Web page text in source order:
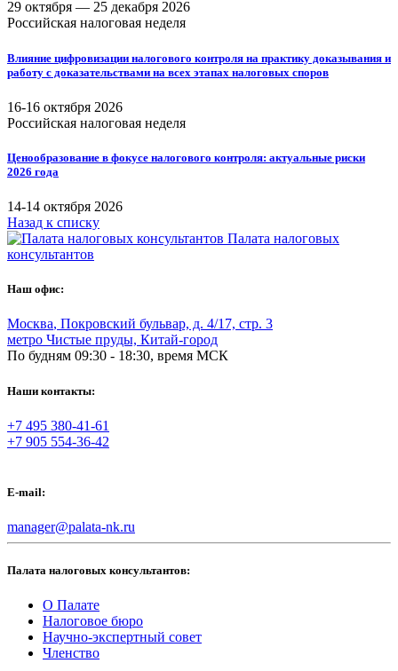
29 октября — 25 декабря 2026
Российская налоговая неделя
Влияние цифровизации налогового контроля на практику доказывания и
работу с доказательствами на всех этапах налоговых споров
16-16 октября 2026
Российская налоговая неделя
Ценообразование в фокусе налогового контроля: актуальные риски
2026 года
14-14 октября 2026
Назад к списку
Палата налоговых
консультантов
Наш офис:
Москва, Покровский бульвар, д. 4/17, стр. 3
метро Чистые пруды, Китай-город
По будням 09:30 - 18:30, время МСК
Наши контакты:
+7 495 380-41-61
+7 905 554-36-42
E-mail:
manager@palata-nk.ru
Палата налоговых консультантов:
О Палате
Налоговое бюро
Научно-экспертный совет
Членство